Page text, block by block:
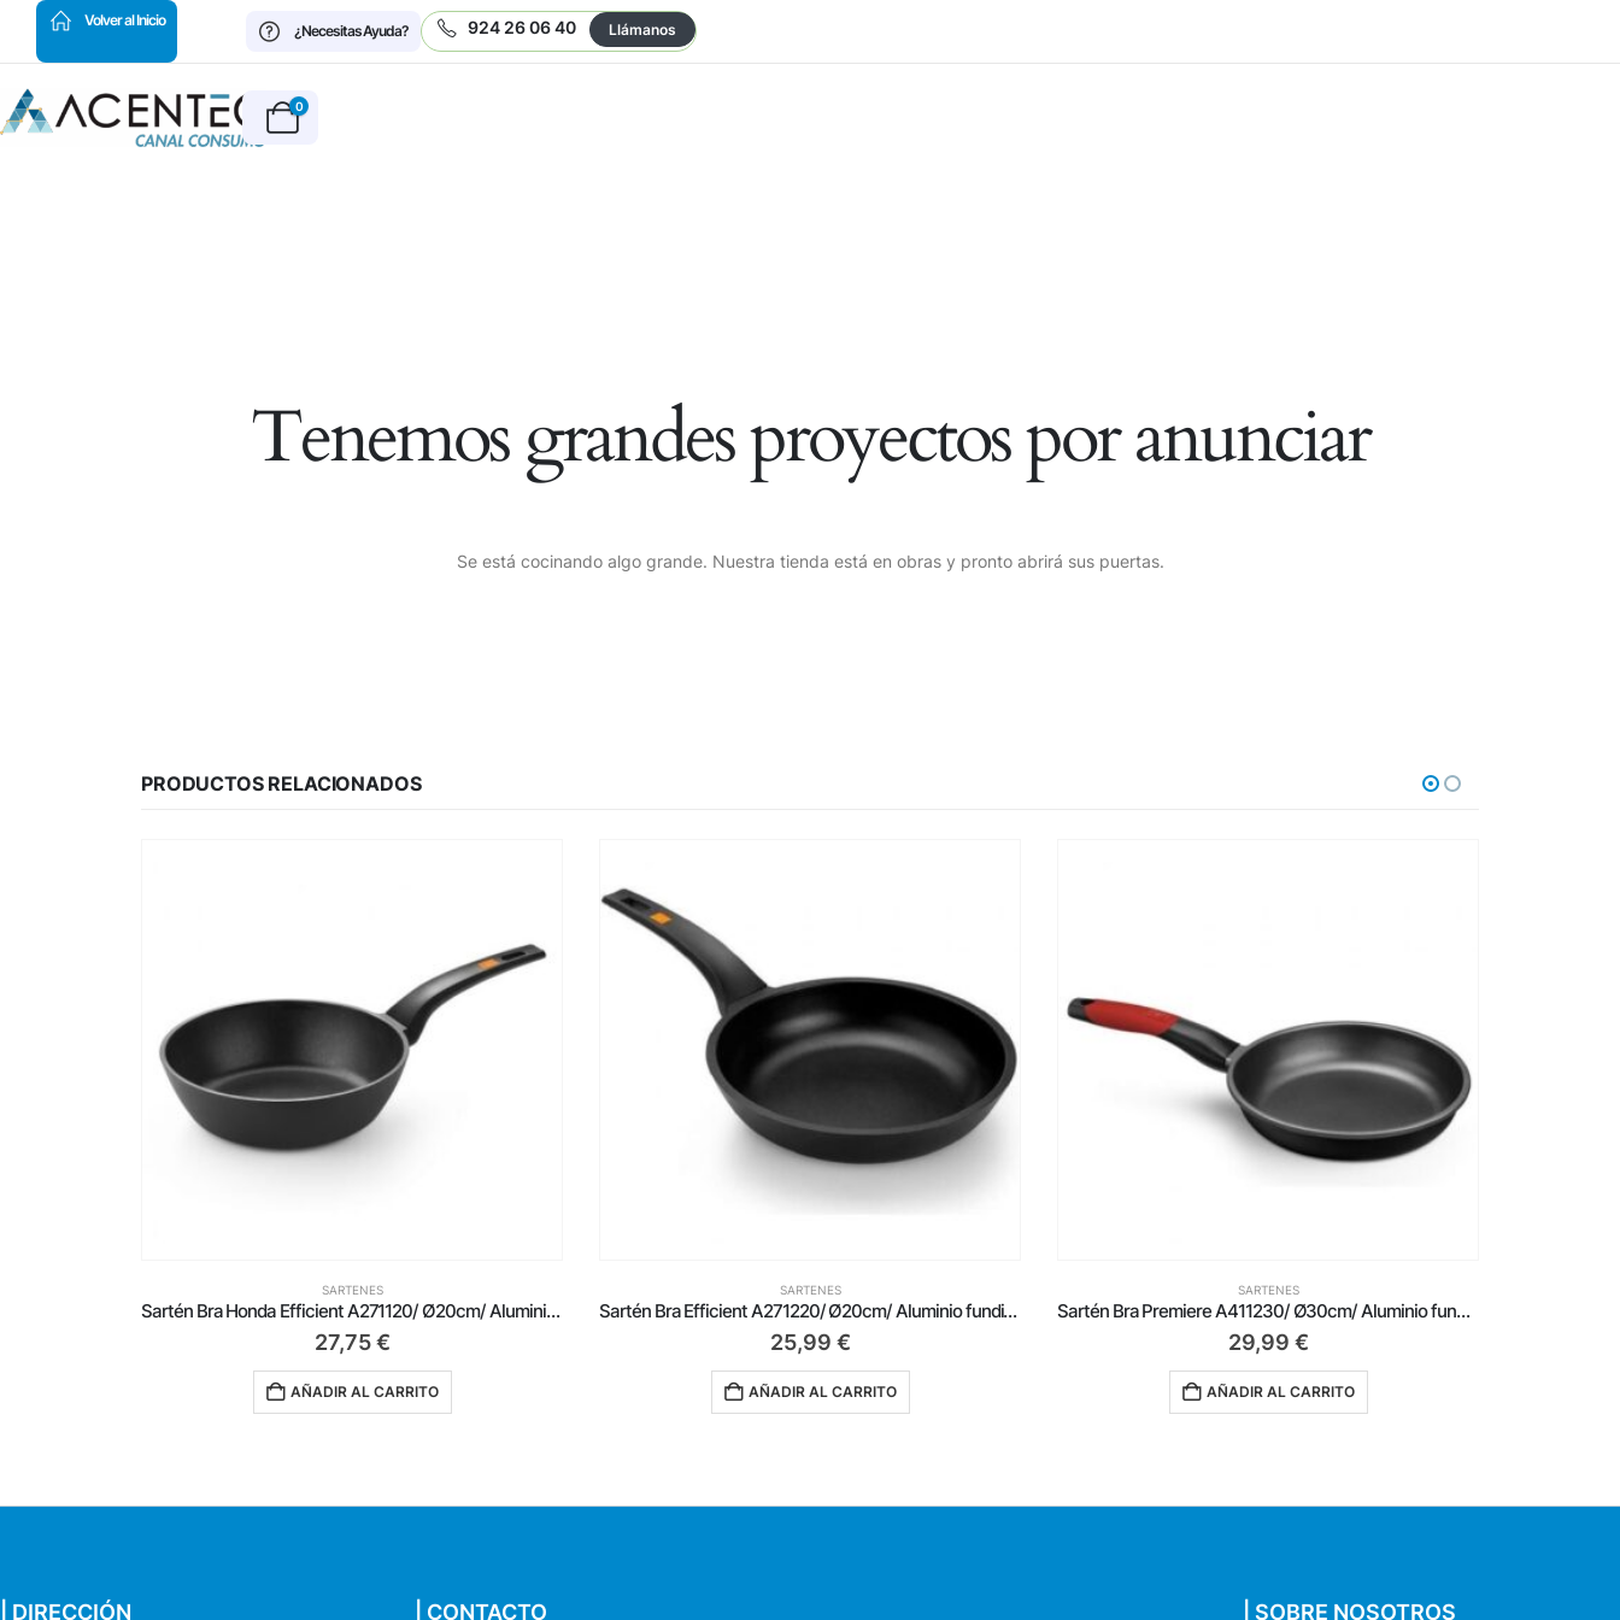
Volver al Inicio
¿Necesitas Ayuda?
924 26 06 40 Llámanos
0
Tenemos grandes proyectos por anunciar
Se está cocinando algo grande. Nuestra tienda está en obras y pronto abrirá sus puertas.
PRODUCTOS RELACIONADOS
Sartén Bra Honda Efficient A271120/ Ø20cm/ Aluminio fundido/ Apta para Inducción
SARTENES
Sartén Bra Efficient A271220/ Ø20cm/ Aluminio fundido/ Apta para Inducción
25,99
AÑADIR AL CARRITO
SARTENES
Sartén Bra Premiere A411230/ Ø30cm/ Aluminio fundido/ Apta para Inducción
29,99
AÑADIR AL CARRITO
SARTENES
22,99
AÑADIR AL CARRITO
| DIRECCIÓN | CONTACTO | SOBRE NOSOTROS